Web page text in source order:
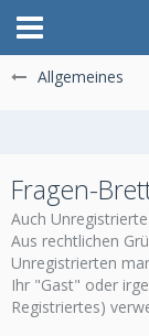
Allgemeines
Fragen-
Auch
Aus rechtlichen
Unregistrierten
Ihr "Gast" oder
Registriertes)